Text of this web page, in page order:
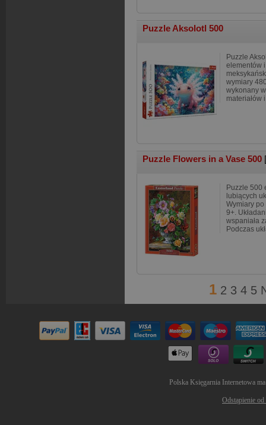
Puzzle Aksolotl 500
Puzzle
elementów
wymiary
wykonany
materiałów
Puzzle Flowers in a Vase 500
Puzzle 500
lubiących
Wymiary po
9+.
wspaniała
Podczas
1 2 3 4 5
Polska Księgarnia Internetowa
Odstąpienie